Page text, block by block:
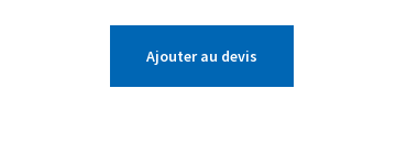
Ajouter au devis